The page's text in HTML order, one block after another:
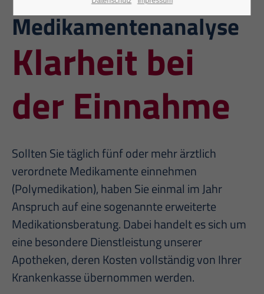
Medikamentenanalyse
Klarheit bei
der Einnahme
Sollten Sie täglich fünf oder mehr ärztlich
verordnete Medikamente einnehmen
(Polymedikation), haben Sie einmal im Jahr
Anspruch auf eine sogenannte erweiterte
Medikationsberatung. Dabei handelt es sich um
eine besondere Dienstleistung unserer
Apotheken, deren Kosten vollständig von Ihrer
Krankenkasse übernommen werden.